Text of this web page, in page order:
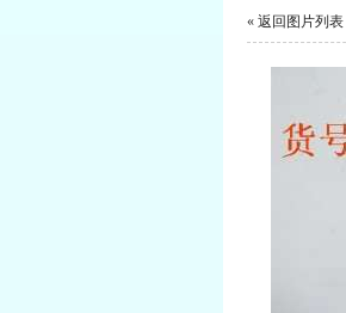
« 返回图片列表